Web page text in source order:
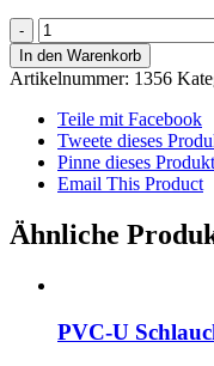
PVC-
U
Klemmdurchführung
50mm
2"
Menge
In den Warenkorb
Artikelnummer: 1356
Teile mit Facebook
Tweete dieses
Pinne dieses Produkt
Email This Product
Ähnliche
PVC-U